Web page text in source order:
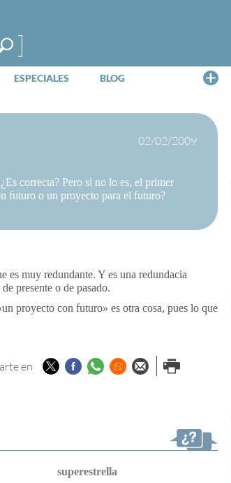
ESPECIALES BLOG
02/02/2009
correcta? Pero si no lo es, el primer
futuro o un proyecto para el futuro?
es muy redundante. Y es una redundacia
presente o de pasado.
proyecto con futuro» es otra cosa, pues lo que
en TwitterFacebook
Whatsapp
Menéame
Enviar porImprimir
superestrella